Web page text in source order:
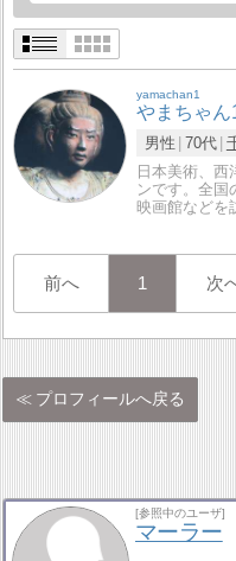
yamachan1
やまちゃん
男性 70代
日本美術、西
ンです。全国
映画館などを
前へ 1 次
プロフィールへ戻る
[参照中のユーザ]
マーラー